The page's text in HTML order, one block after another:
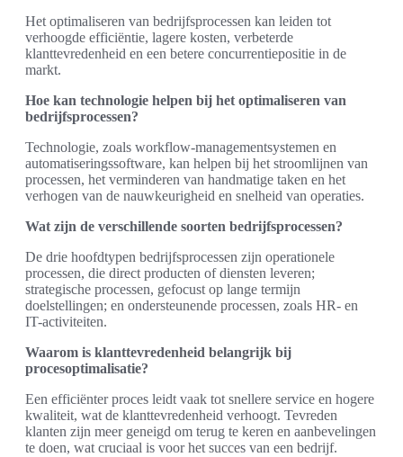
Het optimaliseren van bedrijfsprocessen kan leiden tot
verhoogde efficiëntie, lagere kosten, verbeterde
klanttevredenheid en een betere concurrentiepositie in de
markt.
Hoe kan technologie helpen bij het optimaliseren van
bedrijfsprocessen?
Technologie, zoals workflow-managementsystemen en
automatiseringssoftware, kan helpen bij het stroomlijnen van
processen, het verminderen van handmatige taken en het
verhogen van de nauwkeurigheid en snelheid van operaties.
Wat zijn de verschillende soorten bedrijfsprocessen?
De drie hoofdtypen bedrijfsprocessen zijn operationele
processen, die direct producten of diensten leveren;
strategische processen, gefocust op lange termijn
doelstellingen; en ondersteunende processen, zoals HR- en
IT-activiteiten.
Waarom is klanttevredenheid belangrijk bij
procesoptimalisatie?
Een efficiënter proces leidt vaak tot snellere service en hogere
kwaliteit, wat de klanttevredenheid verhoogt. Tevreden
klanten zijn meer geneigd om terug te keren en aanbevelingen
te doen, wat cruciaal is voor het succes van een bedrijf.